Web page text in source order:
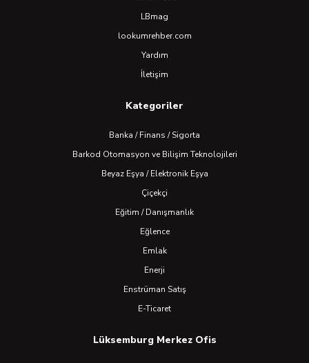
LBmag
lookumrehber.com
Yardım
İletişim
Kategoriler
Banka / Finans / Sigorta
Barkod Otomasyon ve Bilişim Teknolojileri
Beyaz Eşya / Elektronik Eşya
Çiçekçi
Eğitim / Danışmanlık
Eğlence
Emlak
Enerji
Enstrüman Satış
E-Ticaret
Lüksemburg Merkez Ofis